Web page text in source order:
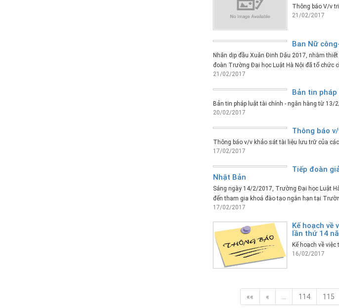
Thông báo V/v
21/02/2017
Ban Nữ
Nhân dịp đầu Xuân Đinh Dậu 2017, nhằm
đoàn Trường Đại học Luật Hà Nội đã tổ chức
21/02/2017
Bản tin
Bản tin pháp luật tài chính - ngân hàng từ 13/
20/02/2017
Thông báo
Thông báo v/v khảo sát tài liệu lưu trữ của
17/02/2017
Tiếp đoàn
Nhật Bản
Sáng ngày 14/2/2017, Trường Đại học Luật
đến tham gia khoá đào tạo ngắn hạn tại
17/02/2017
Kế hoạch về
lần thứ 14
Kế hoạch về
16/02/2017
«« « 114 115